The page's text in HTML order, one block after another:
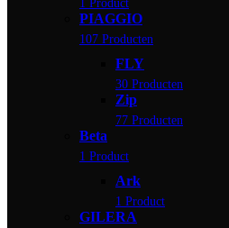
PIAGGIO
107 Producten
FLY
30 Producten
Zip
77 Producten
Beta
1 Product
Ark
1 Product
GILERA